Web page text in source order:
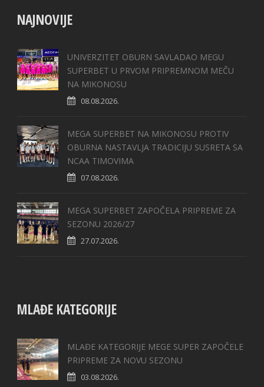
NAJNOVIJE
UNIVERZITET OBURN SAVLADAO MEGU
SUPERBET U PRVOM PRIPREMNOM MEČU
NA MIKONOSU
08.08.2026.
MEGA SUPERBET NA MIKONOSU PROTIV
OBURNA NASTAVLJA TRADICIJU SUSRETA SA
NCAA TIMOVIMA
07.08.2026.
MEGA SUPERBET ZAPOČELA PRIPREME ZA
SEZONU 2026/27
27.07.2026.
MLAĐE KATEGORIJE
MLAĐE KATEGORIJE MEGE SUPER ZAPOČELE
PRIPREME ZA NOVU SEZONU
03.08.2026.